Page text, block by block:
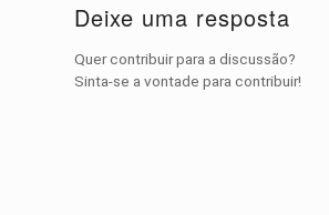
Deixe uma resposta
Quer contribuir para a discussão?
Sinta-se a vontade para contribuir!